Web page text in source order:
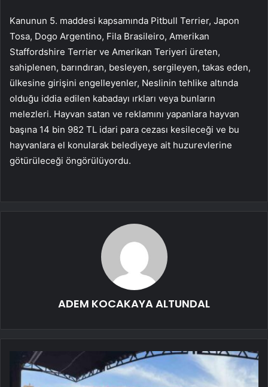
Kanunun 5. maddesi kapsamında Pitbull Terrier, Japon
Tosa, Dogo Argentino, Fila Brasileiro, Amerikan
Staffordshire Terrier ve Amerikan Teriyeri üreten,
sahiplenen, barındıran, besleyen, sergileyen, takas eden,
ülkesine girişini engelleyenler, Neslinin tehlike altında
olduğu iddia edilen kabadayı ırkları veya bunların
melezleri. Hayvan satan ve reklamını yapanlara hayvan
başına 14 bin 982 TL idari para cezası kesileceği ve bu
hayvanlara el konularak belediyeye ait huzurevlerine
götürüleceği öngörülüyordu.
ADEM KOCAKAYA ALTUNDAL